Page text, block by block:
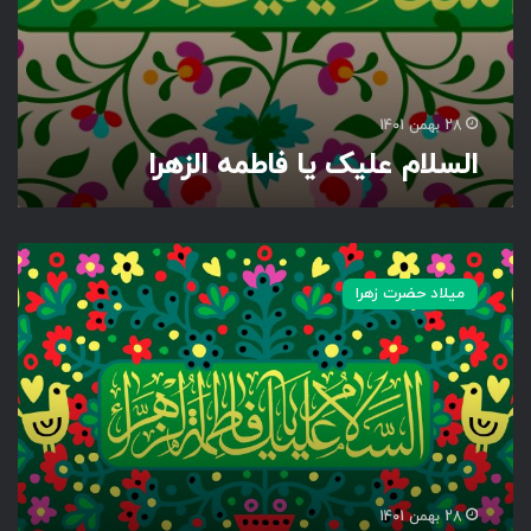
ا
ط
م
ا
ل
ه
ر
28 بهمن 1401
السلام علیک یا فاطمه الزهرا
ا
ل
س
ل
ا
م
ع
ل
ی
ک
ی
میلاد حضرت زهرا
28 بهمن 1401